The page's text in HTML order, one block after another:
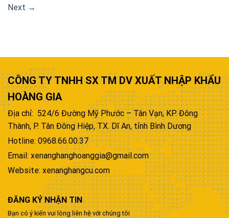
Next →
CÔNG TY TNHH SX TM DV XUẤT NHẬP KHẨU
HOÀNG GIA
Địa chỉ: 524/6 Đường Mỹ Phước – Tân Vạn, KP. Đông
Thành, P. Tân Đông Hiệp, TX. Dĩ An, tỉnh Bình Dương
Hotline: 0968.66.00.37
Email: xenanghanghoanggia@gmail.com
Website: xenanghangcu.com
ĐĂNG KÝ NHẬN TIN
Bạn có ý kiến vui lòng liên hệ với chúng tôi